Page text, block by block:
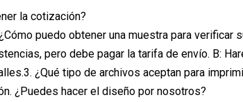
la cotización?
puedo obtener una muestra para verificar
pero debe pagar la tarifa de envío. B:
¿Qué tipo de archivos aceptan para
¿Puedes hacer el diseño por nosotros?